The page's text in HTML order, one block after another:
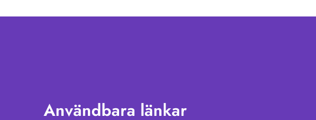
Användbara länkar